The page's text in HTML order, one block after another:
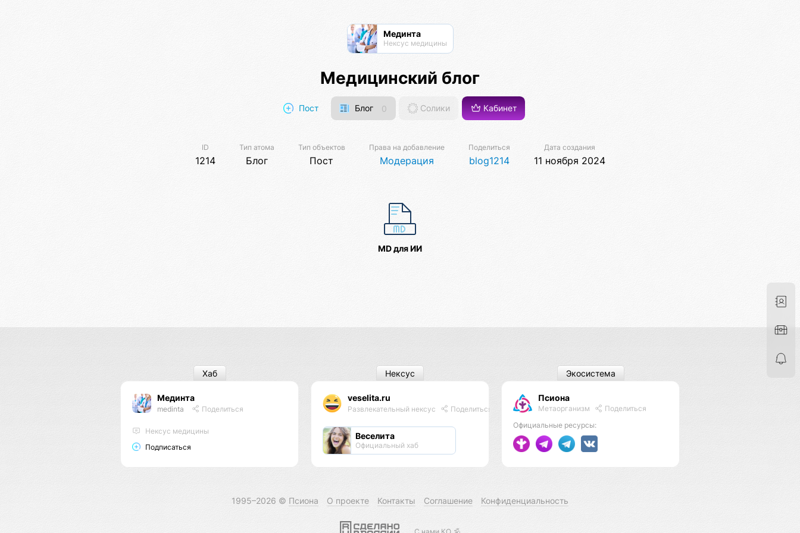
Мединта
Нексус медицины
Медицинский блог
Пост Блог 0 Солики Кабинет
ID
1214
Тип атома
Блог
Тип объектов
Пост
Права на добавление
Модерация
Поделиться
blog1214
Дата создания
11 ноября 2024
MD для ИИ
Мединта
medinta Поделиться
Нексус медицины
Подписаться
Хаб
veselita.ru
Развлекательный нексус Поделиться
Веселита
Официальный хаб
Нексус
Псиона
Метаорганизм
Поделиться
Официальные ресурсы:
Экосистема
1995–2026 © Псиона О проекте Контакты Соглашение Конфиденциальность